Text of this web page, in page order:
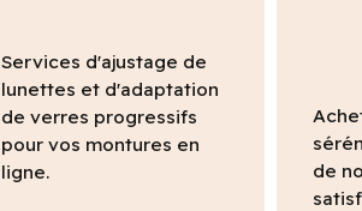
Services d'ajustage de
lunettes et d'adaptation
de verres progressifs
pour vos montures en
ligne.
de